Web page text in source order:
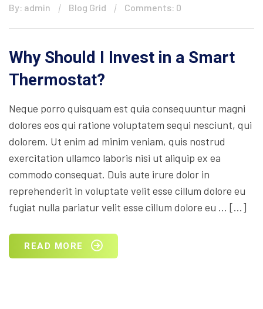
By: admin Blog Grid Comments: 0
Why Should I Invest in a Smart
Thermostat?
Neque porro quisquam est quia consequuntur magni
dolores eos qui ratione voluptatem sequi nesciunt, qui
dolorem. Ut enim ad minim veniam, quis nostrud
exercitation ullamco laboris nisi ut aliquip ex ea
commodo consequat. Duis aute irure dolor in
reprehenderit in voluptate velit esse cillum dolore eu
fugiat nulla pariatur velit esse cillum dolore eu … […]
READ MORE